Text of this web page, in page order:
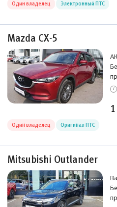
Mazda CX-5
Один владелец Оригинал ПТС
Mitsubishi Outlander